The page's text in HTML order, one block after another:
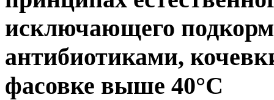
исключающего
антибиотиками,
фасовке выше 40°С